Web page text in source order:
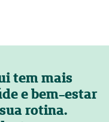
tem mais
e bem-estar
rotina.